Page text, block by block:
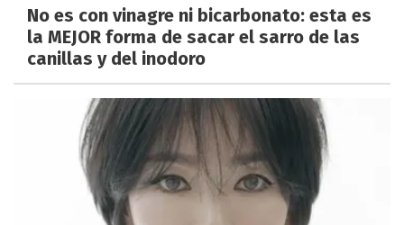
No es con vinagre ni bicarbonato: esta es
la MEJOR forma de sacar el sarro de las
canillas y del inodoro